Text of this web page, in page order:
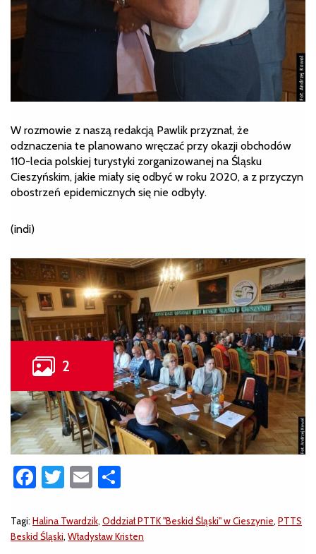
W rozmowie z naszą redakcją Pawlik przyznał, że
odznaczenia te planowano wręczać przy okazji obchodów
110-lecia polskiej turystyki zorganizowanej na Śląsku
Cieszyńskim, jakie miały się odbyć w roku 2020, a z przyczyn
obostrzeń epidemicznych się nie odbyły.
(indi)
Facebook
Twitter
Email
Tagi: Halina Twardzik, Oddział PTTK "Beskid Śląski" w Cieszynie, PTTS
Beskid Śląski, Władysław Kristen